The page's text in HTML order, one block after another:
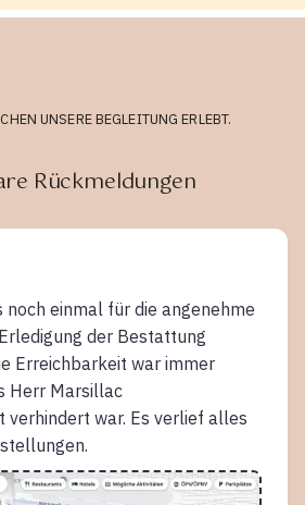
UNSERE BEGLEITUNG ERLEBT.
Rückmeldungen
noch einmal für die angenehme
der Bestattung
Erreichbarkeit war immer
Herr Marsillac
verhindert war. Es verlief alles